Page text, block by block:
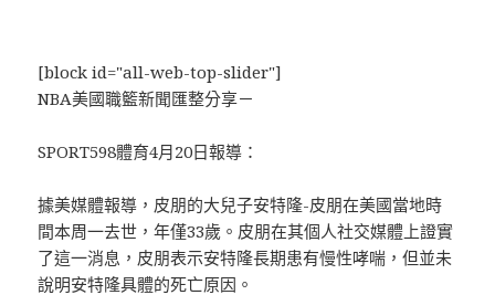
[block id="all-web-top-slider"]
NBA美國職籃新聞匯整分享－
SPORT598體育4月20日報導：
據美媒體報導，皮朋的大兒子安特隆-皮朋在美國當地時
間本周一去世，年僅33歲。皮朋在其個人社交媒體上證實
了這一消息，皮朋表示安特隆長期患有慢性哮喘，但並未
說明安特隆具體的死亡原因。